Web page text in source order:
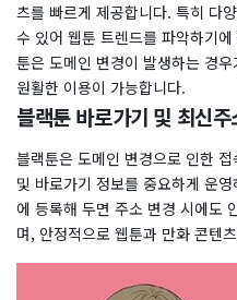
츠를 빠르게 제공합니다. 특히 다
수 있어 웹툰 트렌드를 파악하기
툰은 도메인 변경이 발생하는 경
원활한 이용이 가능합니다.
블랙툰 바로가기 및 최신주
블랙툰은 도메인 변경으로 인한
및 바로가기 정보를 중요하게 운
에 등록해 두면 주소 변경 시에도
며, 안정적으로 웹툰과 만화 콘텐